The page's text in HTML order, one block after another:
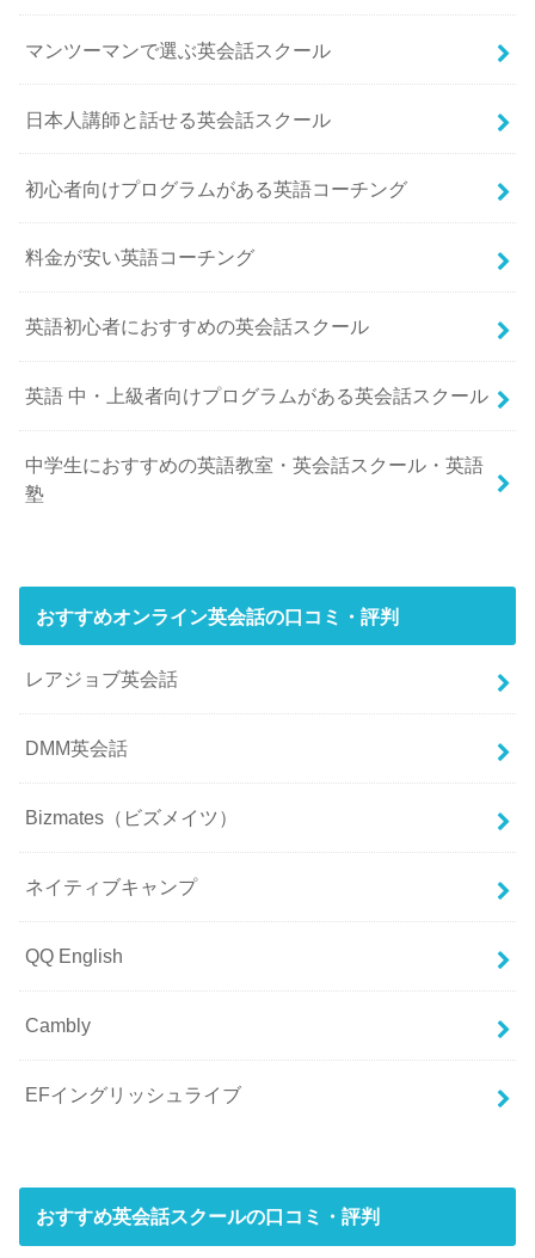
マンツーマンで選ぶ英会話スクール
日本人講師と話せる英会話スクール
初心者向けプログラムがある英語コーチング
料金が安い英語コーチング
英語初心者におすすめの英会話スクール
英語 中・上級者向けプログラムがある英会話スクール
中学生におすすめの英語教室・英会話スクール・英語
塾
おすすめオンライン英会話の口コミ・評判
レアジョブ英会話
DMM英会話
Bizmates（ビズメイツ）
ネイティブキャンプ
QQ English
Cambly
EFイングリッシュライブ
おすすめ英会話スクールの口コミ・評判